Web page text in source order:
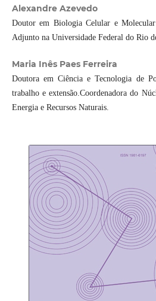
Alexandre Azevedo
Doutor em Biologia Celular e
Adjunto na Universidade Federal do Rio
Maria Inês Paes Ferreira
Doutora em Ciência e Tecnologia de
trabalho e extensão.Coordenadora do
Energia e Recursos Naturais.